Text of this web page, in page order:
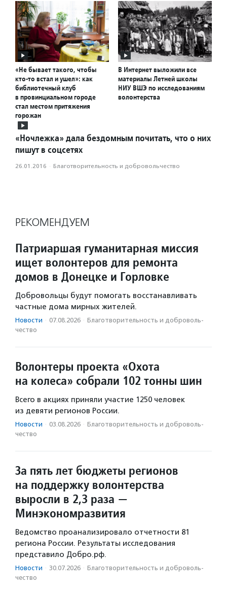
«Не бывает такого, чтобы
кто-то встал и ушел»: как
библиотечный клуб
в провинциальном городе
стал местом притяжения
горожан
В Интернет выложили все
материалы Летней школы
НИУ ВШЭ по исследованиям
волонтерства
«Ночлежка» дала бездомным почитать, что о них
пишут в соцсетях
26.01.2016 · Благотвори­тель­ность и доброволь­чест­во
РЕКОМЕНДУЕМ
Патриаршая гуманитарная миссия
ищет волонтеров для ремонта
домов в Донецке и Горловке
Добровольцы будут помогать восстанавливать
частные дома мирных жителей.
Новости · 07.08.2026 · Благотвори­тель­ность и доброволь­
чест­во
Волонтеры проекта «Охота
на колеса» собрали 102 тонны шин
Всего в акциях приняли участие 1250 человек
из девяти регионов России.
Новости · 03.08.2026 · Благотвори­тель­ность и доброволь­
чест­во
За пять лет бюджеты регионов
на поддержку волонтерства
выросли в 2,3 раза —
Минэкономразвития
Ведомство проанализировало отчетности 81
региона России. Результаты исследования
представило Добро.рф.
Новости · 30.07.2026 · Благотвори­тель­ность и доброволь­
чест­во